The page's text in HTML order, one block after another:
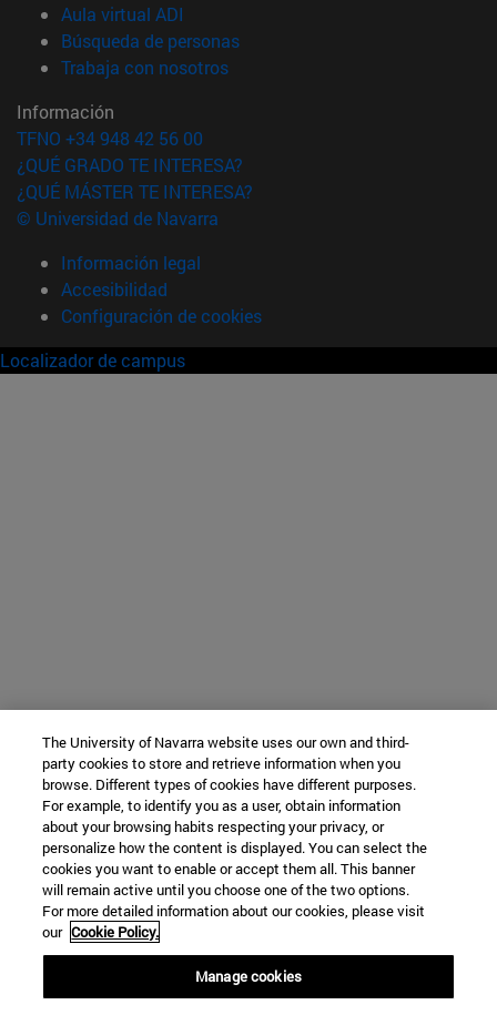
Aula virtual ADI
Búsqueda de personas(abre en nueva ventana)
Trabaja con nosotros(abre en nueva ventana)
Información
TFNO +34 948 42 56 00
¿QUÉ GRADO TE INTERESA?
¿QUÉ MÁSTER TE INTERESA?
© Universidad de Navarra
Información legal
Accesibilidad
Configuración de cookies
Localizador de campus
The University of Navarra website uses our own and third-
party cookies to store and retrieve information when you
browse. Different types of cookies have different purposes.
For example, to identify you as a user, obtain information
about your browsing habits respecting your privacy, or
personalize how the content is displayed. You can select the
cookies you want to enable or accept them all. This banner
will remain active until you choose one of the two options.
For more detailed information about our cookies, please visit
our Cookie Policy.
Manage cookies